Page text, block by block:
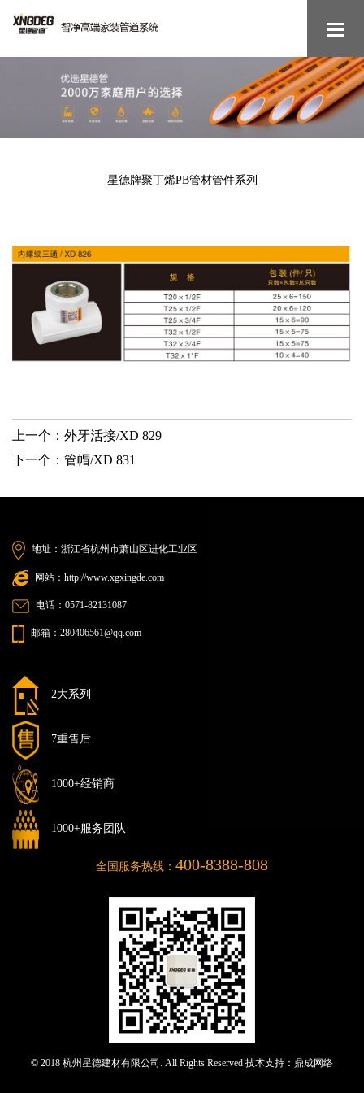
星德牌聚丁烯PB管材管件系列
上一个： 外牙活接/XD 829
下一个： 管帽/XD 831
地址：浙江省杭州市萧山区进化工业区
网站：http://www.xgxingde.com
电话：0571-82131087
邮箱：280406561@qq.com
2大系列
7重售后
1000+经销商
1000+服务团队
全国服务热线： 400-8388-808
© 2018 杭州星德建材有限公司. All Rights Reserved 技术支持： 鼎成网络